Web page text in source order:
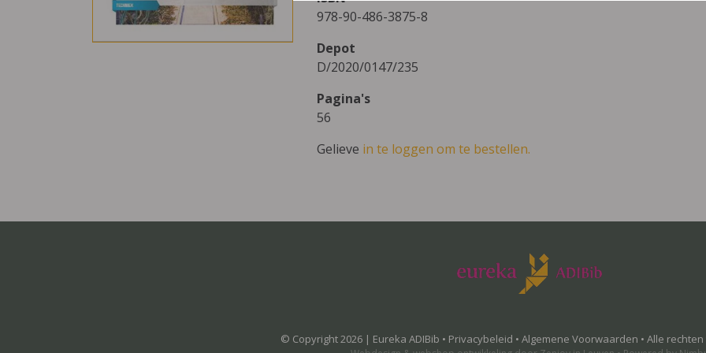
978-90-486-3875-8
Depot
D/2020/0147/235
Pagina's
56
Gelieve in te loggen om te bestellen.
© Copyright 2026 | Eureka ADIBib • Privacybeleid • Algemene Voorwaarden • Alle